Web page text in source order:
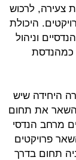
צעירה, לרכוש
היכולת
וניהול
כמהנדסת
היחידה שיש
השאר את תחום
מרחב הנדסי
פרויקטים
תחום בדרך